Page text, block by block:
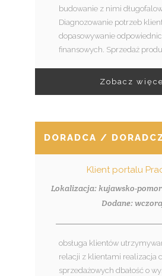
budowanie z nimi
Diagnozowanie potrzeb
dopasowywanie
finansowych. Sprzedaż
Zobacz
DORADCA /
Klient portalu
Dodane:
obsługa klientów
relacji z klientami realizacja
sprzedażowych dbałość o